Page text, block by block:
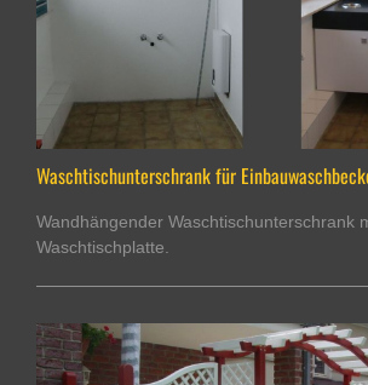
Waschtischunterschrank für
Wandhängender Waschtischunterschrank
Waschtischplatte.